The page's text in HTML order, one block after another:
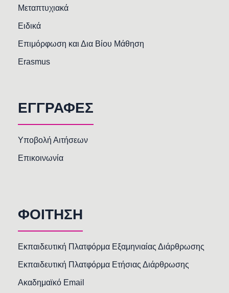
Μεταπτυχιακά
Ειδικά
Επιμόρφωση και Δια Βίου Μάθηση
Erasmus
ΕΓΓΡΑΦΕΣ
Υποβολή Αιτήσεων
Επικοινωνία
ΦΟΙΤΗΣΗ
Εκπαιδευτική Πλατφόρμα Εξαμηνιαίας Διάρθρωσης
Εκπαιδευτική Πλατφόρμα Ετήσιας Διάρθρωσης
Ακαδημαϊκό Email